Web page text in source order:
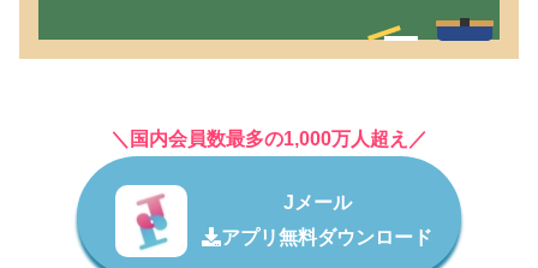
＼国内会員数最多の1,000万人超え／
Jメール
アプリ無料ダウンロード